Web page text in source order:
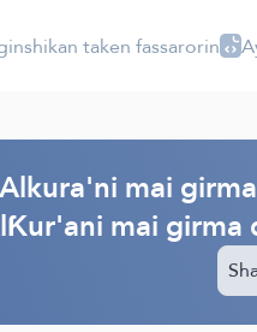
taken fassarorin
mai
mai girma